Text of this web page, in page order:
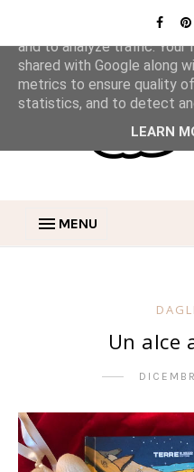
MENU
Un alce
This site uses cookies
and to analyze traffic. Your
shared with Google along
metrics to ensure quality
statistics, and to detect
LEARN